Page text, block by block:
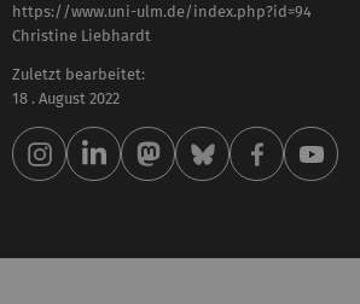
https://www.uni-ulm.de/index.php?id=94
Christine Liebhardt
Zuletzt bearbeitet:
18 . August 2022